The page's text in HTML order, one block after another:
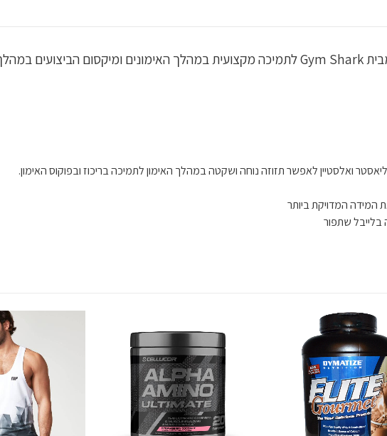
ואלסטיין לאפשר תזוזה נוחה ושקטה במהלך האימון לתמיכה בריכוז ובפוקוס האימון.
המידה המדויקת ביותר
בלייבל שתפור